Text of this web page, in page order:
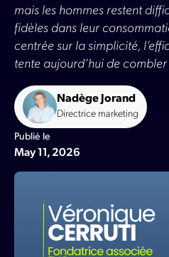
mais les hommes restent
fidèles dans leur
centrée sur la simplicité,
tente aujourd’hui de
Nadège Jorand
Directrice marketing
Publié le
May 11, 2026